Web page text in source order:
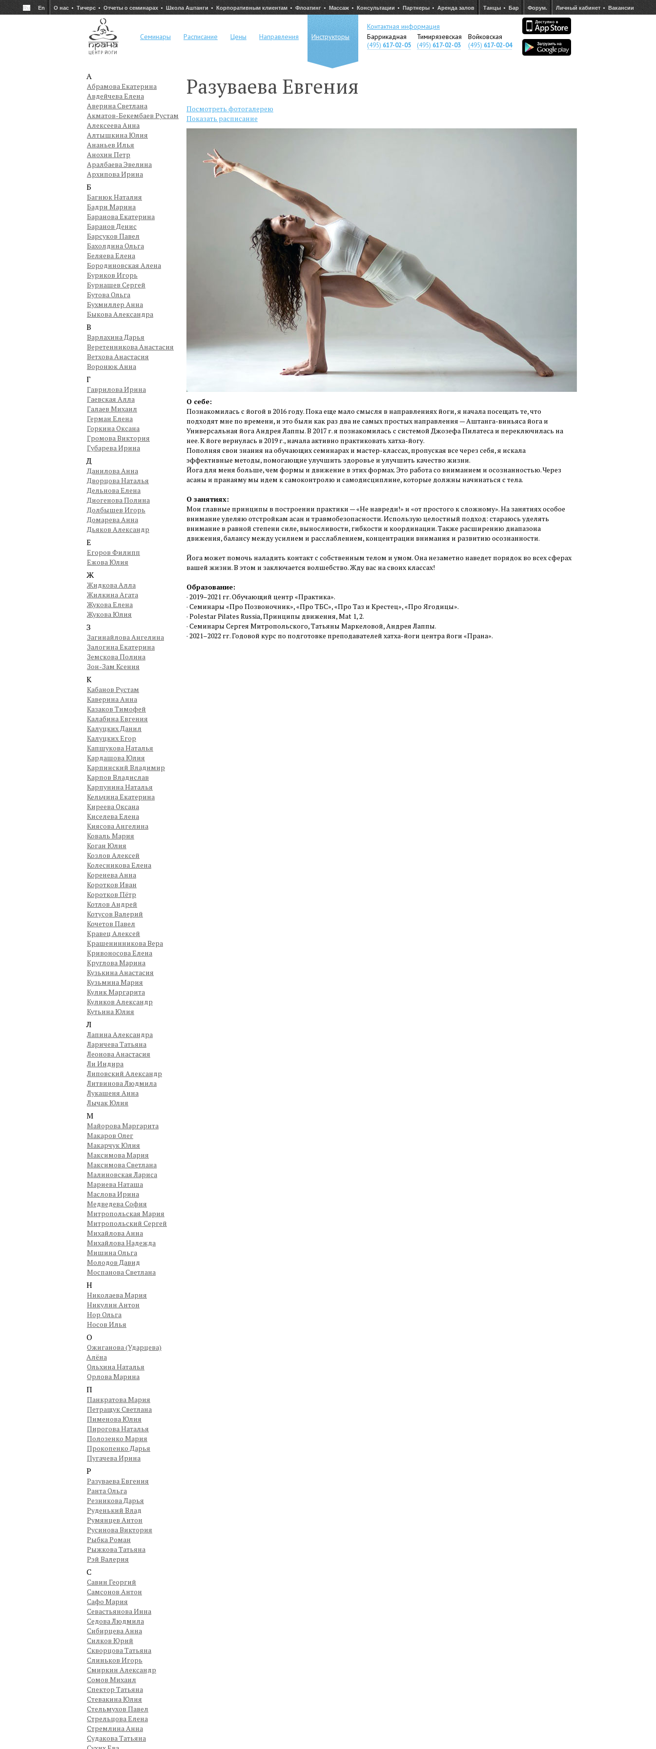
Ru En О нас Тичерс Отчеты о семинарах Школа Аштанги Корпоративным клиентам Флоатинг Массаж Консультации Партнеры Аренда залов Танцы Бар Форум. Личный кабинет Вакансии
Семинары Расписание Цены Направления Инструкторы
Контактная информация
Баррикадная
Тимирязевская Войковская
(495) 617-02-05 (495) 617-02-03 (495) 617-02-04
А
Абрамова Екатерина
Авдейчева Елена
Аверина Светлана
Акматов-Бекембаев Рустам
Алексеева Анна
Алтышкина Юлия
Ананьев Илья
Анохин Петр
Аралбаева Эвелина
Архипова Ирина
Б
Багнюк Наталия
Бадри Марина
Баранова Екатерина
Баранов Денис
Барсуков Павел
Бахолдина Ольга
Беляева Елена
Бородиновская Алена
Буриков Игорь
Бурнашев Сергей
Бутова Ольга
Бухмиллер Анна
Быкова Александра
В
Варлахина Дарья
Веретенникова Анастасия
Ветхова Анастасия
Воронюк Анна
Г
Гаврилова Ирина
Гаевская Алла
Галаев Михаил
Герман Елена
Горкина Оксана
Громова Виктория
Губарева Ирина
Д
Данилова Анна
Дворцова Наталья
Дельнова Елена
Диогенова Полина
Долбышев Игорь
Домарева Анна
Дьяков Александр
Е
Егоров Филипп
Ежова Юлия
Ж
Жидкова Алла
Жилкина Агата
Жукова Елена
Жукова Юлия
З
Загинайлова Ангелина
Залогина Екатерина
Земскова Полина
Зон-Зам Ксения
К
Кабанов Рустам
Каверина Анна
Казаков Тимофей
Калабина Евгения
Калуцких Данил
Калуцких Егор
Капшукова Наталья
Кардашова Юлия
Карпинский Владимир
Карпов Владислав
Карпунина Наталья
Кельчина Екатерина
Киреева Оксана
Киселева Елена
Киясова Ангелина
Коваль Мария
Коган Юлия
Козлов Алексей
Колесникова Елена
Коренева Анна
Коротков Иван
Коротков Пётр
Котлов Андрей
Котусов Валерий
Кочетов Павел
Кравец Алексей
Крашенинникова Вера
Кривоносова Елена
Круглова Марина
Кузькина Анастасия
Кузьмина Мария
Кулик Маргарита
Куликов Александр
Кутьина Юлия
Л
Лапина Александра
Ларичева Татьяна
Леонова Анастасия
Ли Индира
Липовский Александр
Литвинова Людмила
Лукашеня Анна
Лычак Юлия
М
Майорова Маргарита
Макаров Олег
Макарчук Юлия
Максимова Мария
Максимова Светлана
Малиновская Лариса
Мариева Наташа
Маслова Ирина
Медведева София
Митропольская Мария
Митропольский Сергей
Михайлова Анна
Михайлова Надежда
Мишина Ольга
Молодов Давид
Моспанова Светлана
Н
Николаева Мария
Никулин Антон
Нор Ольга
Носов Илья
О
Ожиганова (Ударцева)
Алёна
Ольхина Наталья
Орлова Марина
П
Панкратова Мария
Петращук Светлана
Пименова Юлия
Пирогова Наталья
Полозенко Мария
Прокопенко Дарья
Пугачева Ирина
Р
Разуваева Евгения
Ранта Ольга
Резникова Дарья
Руденький Влад
Румянцев Антон
Русинова Виктория
Рыбка Роман
Рыжкова Татьяна
Рэй Валерия
С
Савин Георгий
Самсонов Антон
Сафо Мария
Севастьянова Инна
Седова Людмила
Сибирцева Анна
Силков Юрий
Скворцова Татьяна
Слиньков Игорь
Смиркин Александр
Сомов Михаил
Спектор Татьяна
Стевакина Юлия
Стельмухов Павел
Стрельцова Елена
Стремлина Анна
Судакова Татьяна
Разуваева Евгения
Посмотреть фотогалерею
Показать расписание
О себе:
Познакомилась с йогой в 2016 году. Пока еще мало смысля в направлениях йоги, я начала посещать те, что
подходят мне по времени, и это были как раз два не самых простых направления — Аштанга-виньяса йога и
Универсальная йога Андрея Лаппы. В 2017 г. я познакомилась с системой Джозефа Пилатеса и переключилась на
нее. К йоге вернулась в 2019 г., начала активно практиковать хатха-йогу.
Пополняя свои знания на обучающих семинарах и мастер-классах, пропуская все через себя, я искала
эффективные методы, помогающие улучшить здоровье и улучшить качество жизни.
Йога для меня больше, чем формы и движение в этих формах. Это работа со вниманием и осознанностью. Через
асаны и пранаяму мы идем к самоконтролю и самодисциплине, которые должны начинаться с тела.
О занятиях:
Мои главные принципы в построении практики — «Не навреди!» и «от простого к сложному». На занятиях особое
внимание уделяю отстройкам асан и травмобезопасности. Использую целостный подход: стараюсь уделять
внимание в равной степени силе, выносливости, гибкости и координации. Также расширению диапазона
движения, балансу между усилием и расслаблением, концентрации внимания и развитию осознанности.
Йога может помочь наладить контакт с собственным телом и умом. Она незаметно наведет порядок во всех сферах
вашей жизни. В этом и заключается волшебство. Жду вас на своих классах!
Образование:
· 2019–2021 гг. Обучающий центр «Практика».
· Семинары «Про Позвоночник», «Про ТБС», «Про Таз и Крестец», «Про Ягодицы».
· Polestar Pilates Russia, Принципы движения, Mat 1, 2.
· Семинары Сергея Митропольского, Татьяны Маркеловой, Андрея Лаппы.
· 2021–2022 гг. Годовой курс по подготовке преподавателей хатха-йоги центра йоги «Прана».